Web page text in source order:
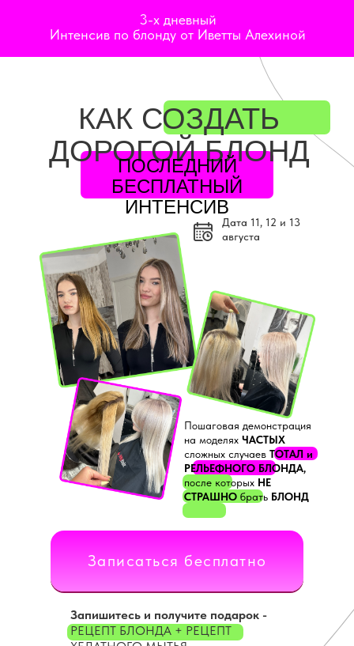
3-х дневный
Интенсив по блонду от Иветты Алехиной
Дата 11, 12 и 13
августа
КАК СОЗДАТЬ
ДОРОГОЙ БЛОНД
Пошаговая демонстрация
на моделях ЧАСТЫХ
сложных случаев ТОТАЛ и
РЕЛЬЕФНОГО БЛОНДА,
после которых НЕ
СТРАШНО брать БЛОНД
ПОСЛЕДНИЙ
БЕСПЛАТНЫЙ
ИНТЕНСИВ
Записаться бесплатно
Запишитесь и получите подарок -
РЕЦЕПТ БЛОНДА + РЕЦЕПТ